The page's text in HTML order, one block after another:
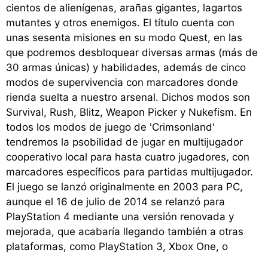
cientos de alienígenas, arañas gigantes, lagartos
mutantes y otros enemigos. El título cuenta con
unas sesenta misiones en su modo Quest, en las
que podremos desbloquear diversas armas (más de
30 armas únicas) y habilidades, además de cinco
modos de supervivencia con marcadores donde
rienda suelta a nuestro arsenal. Dichos modos son
Survival, Rush, Blitz, Weapon Picker y Nukefism. En
todos los modos de juego de 'Crimsonland'
tendremos la psobilidad de jugar en multijugador
cooperativo local para hasta cuatro jugadores, con
marcadores específicos para partidas multijugador.
El juego se lanzó originalmente en 2003 para PC,
aunque el 16 de julio de 2014 se relanzó para
PlayStation 4 mediante una versión renovada y
mejorada, que acabaría llegando también a otras
plataformas, como PlayStation 3, Xbox One, o